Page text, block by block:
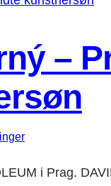
–
i Prag.